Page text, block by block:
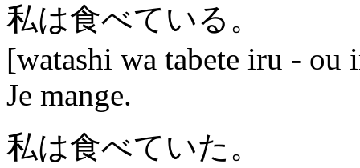
私は食べている。
[watashi wa tabete iru - ou
Je mange.
私は食べていた。